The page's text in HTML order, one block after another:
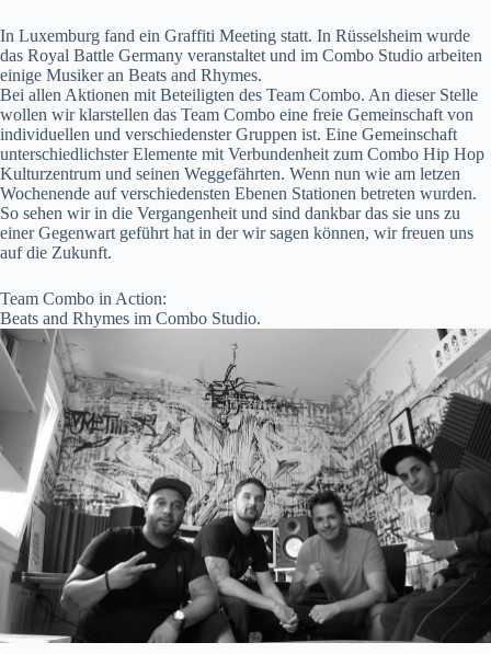
In Luxemburg fand ein Graffiti Meeting statt. In Rüsselsheim wurde
das Royal Battle Germany veranstaltet und im Combo Studio arbeiten
einige Musiker an Beats and Rhymes.
Bei allen Aktionen mit Beteiligten des Team Combo. An dieser Stelle
wollen wir klarstellen das Team Combo eine freie Gemeinschaft von
individuellen und verschiedenster Gruppen ist. Eine Gemeinschaft
unterschiedlichster Elemente mit Verbundenheit zum Combo Hip Hop
Kulturzentrum und seinen Weggefährten. Wenn nun wie am letzen
Wochenende auf verschiedensten Ebenen Stationen betreten wurden.
So sehen wir in die Vergangenheit und sind dankbar das sie uns zu
einer Gegenwart geführt hat in der wir sagen können, wir freuen uns
auf die Zukunft.
Team Combo in Action:
Beats and Rhymes im Combo Studio.